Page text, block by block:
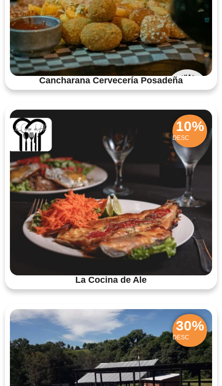
Cancharana Cervecería Posadeña
10%
DESC
La Cocina de Ale
30%
DESC